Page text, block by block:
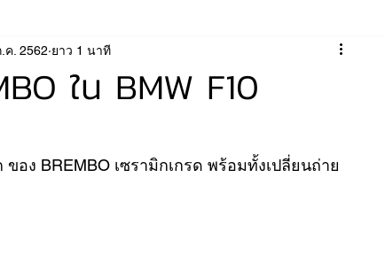
LAMBORGHINI
ใน BMW F10
ค. 2562 ยาว 1 นาที
อง BREMBO เซรามิกเกรด พร้อมทั้งเปลี่ยนถ่าย